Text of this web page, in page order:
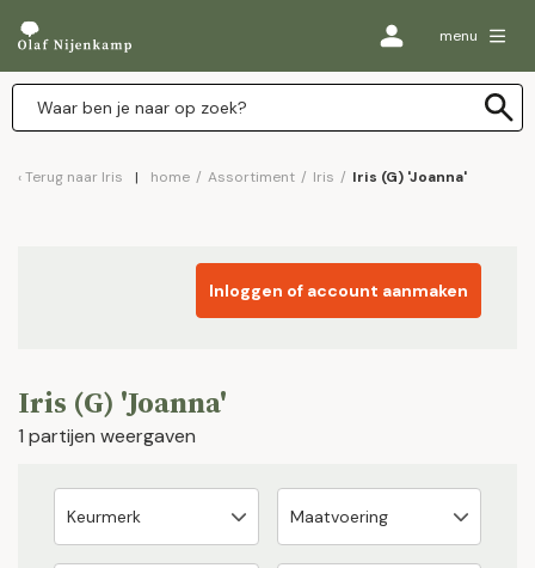
menu
Terug naar Iris home / Assortiment / Iris / Iris (G) 'Joanna'
Inloggen of account aanmaken
Iris (G) 'Joanna'
1 partijen weergaven